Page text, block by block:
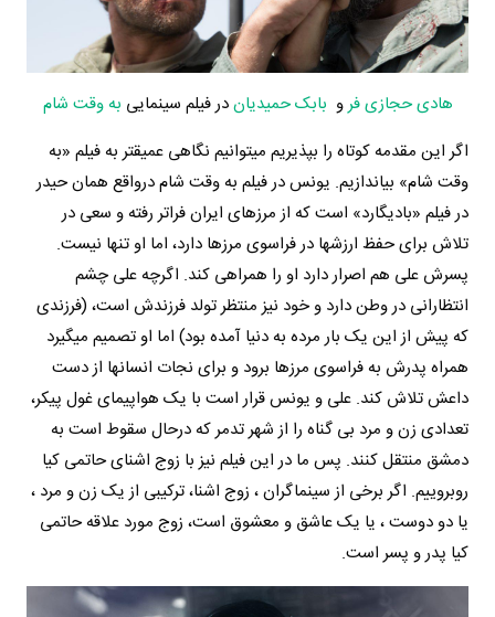
هادی حجازی فرو بابک حمیدیاندر فیلم سینمایی به وقت شام
اگر این مقدمه کوتاه را بپذیریم میتوانیم نگاهی عمیقتر به فیلم «به
وقت شام» بیاندازیم. یونس در فیلم به وقت شام درواقع همان حیدر
در فیلم «بادیگارد» است که از مرزهای ایران فراتر رفته و سعی در
تلاش برای حفظ ارزشها در فراسوی مرزها دارد، اما او تنها نیست.
پسرش علی هم اصرار دارد او را همراهی کند. اگرچه علی چشم
انتظارانی در وطن دارد و خود نیز منتظر تولد فرزندش است، (فرزندی
که پیش از این یک بار مرده به دنیا آمده بود) اما او تصمیم میگیرد
همراه پدرش به فراسوی مرزها برود و برای نجات انسانها از دست
داعش تلاش کند. علی و یونس قرار است با یک هواپیمای غول پیکر،
تعدادی زن و مرد بی گناه را از شهر تدمر که درحال سقوط است به
دمشق منتقل کنند. پس ما در این فیلم نیز با زوج اشنای حاتمی کیا
روبروییم. اگر برخی از سینماگران ، زوج اشنا، ترکیبی از یک زن و مرد ،
یا دو دوست ، یا یک عاشق و معشوق است، زوج مورد علاقه حاتمی
کیا پدر و پسر است.